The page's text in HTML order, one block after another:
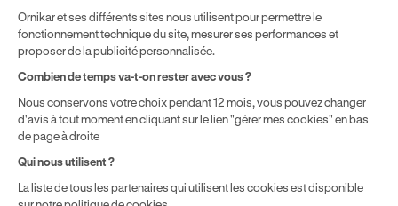
disposant de 500 € de droits CPF. Le reste à charge dépend du
solde disponible sur le Compte Personnel de Formation et du
prix de la formation choisie.
Ornikar et ses différents sites nous utilisent pour permettre le
fonctionnement technique du site, mesurer ses performances et
proposer de la publicité personnalisée.
Combien de temps va-t-on rester avec vous ?
Nous conservons votre choix pendant 12 mois, vous pouvez changer
d'avis à tout moment en cliquant sur le lien "gérer mes cookies" en bas
de page à droite
Qui nous utilisent ?
La liste de tous les partenaires qui utilisent les cookies est disponible